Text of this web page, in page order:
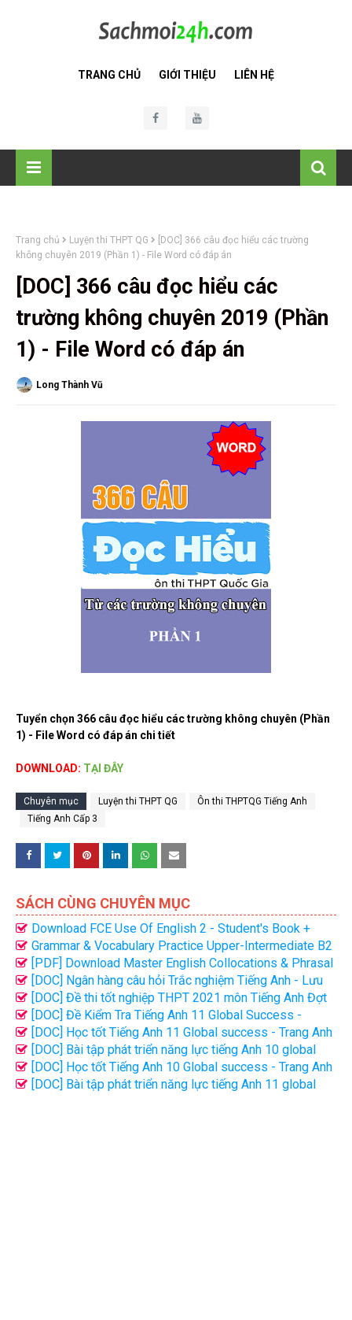
TRANG CHỦ GIỚI THIỆU LIÊN HỆ
Trang chủ Luyện thi THPT QG
[DOC] 366 câu đọc hiểu các trường
không chuyên 2019 (Phần 1) - File Word có đáp án
[DOC] 366 câu đọc hiểu các
trường không chuyên 2019 (Phần
1) - File Word có đáp án
Long Thành Vũ
Tuyển chọn 366 câu đọc hiểu các trường không chuyên (Phần
1) - File Word có đáp án chi tiết
DOWNLOAD: TẠI ĐÂY
Chuyên mục Luyện thi THPT QG
Ôn thi THPTQG Tiếng Anh
Tiếng Anh Cấp 3
SÁCH CÙNG CHUYÊN MỤC
Download FCE Use Of English 2 - Student's Book +
Teacher's book (Bản đẹp nhất)
Grammar & Vocabulary Practice Upper-Intermediate B2
(PDF)[PDF] Download Master English Collocations & Phrasal
Verbs (bản đẹp)
[DOC] Ngân hàng câu hỏi Trắc nghiệm Tiếng Anh - Lưu
Hoằng Trí
[DOC] Đề thi tốt nghiệp THPT 2021 môn Tiếng Anh Đợt
1 (Mã đề 403)
[DOC] Đề Kiểm Tra Tiếng Anh 11 Global Success -
Nguyễn Hoàng Thanh Ly
[DOC] Học tốt Tiếng Anh 11 Global success - Trang Anh
file word có giải chi tiết
[DOC] Bài tập phát triển năng lực tiếng Anh 10 global
success[DOC] Học tốt Tiếng Anh 10 Global success - Trang Anh
file word có giải chi tiết
[DOC] Bài tập phát triển năng lực tiếng Anh 11 global